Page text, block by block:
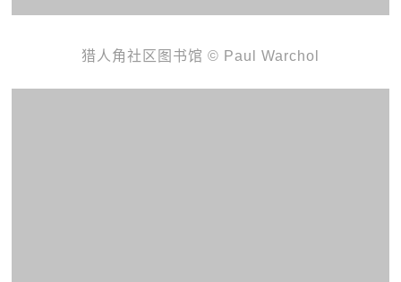
猎人角社区图书馆 © Paul Warchol